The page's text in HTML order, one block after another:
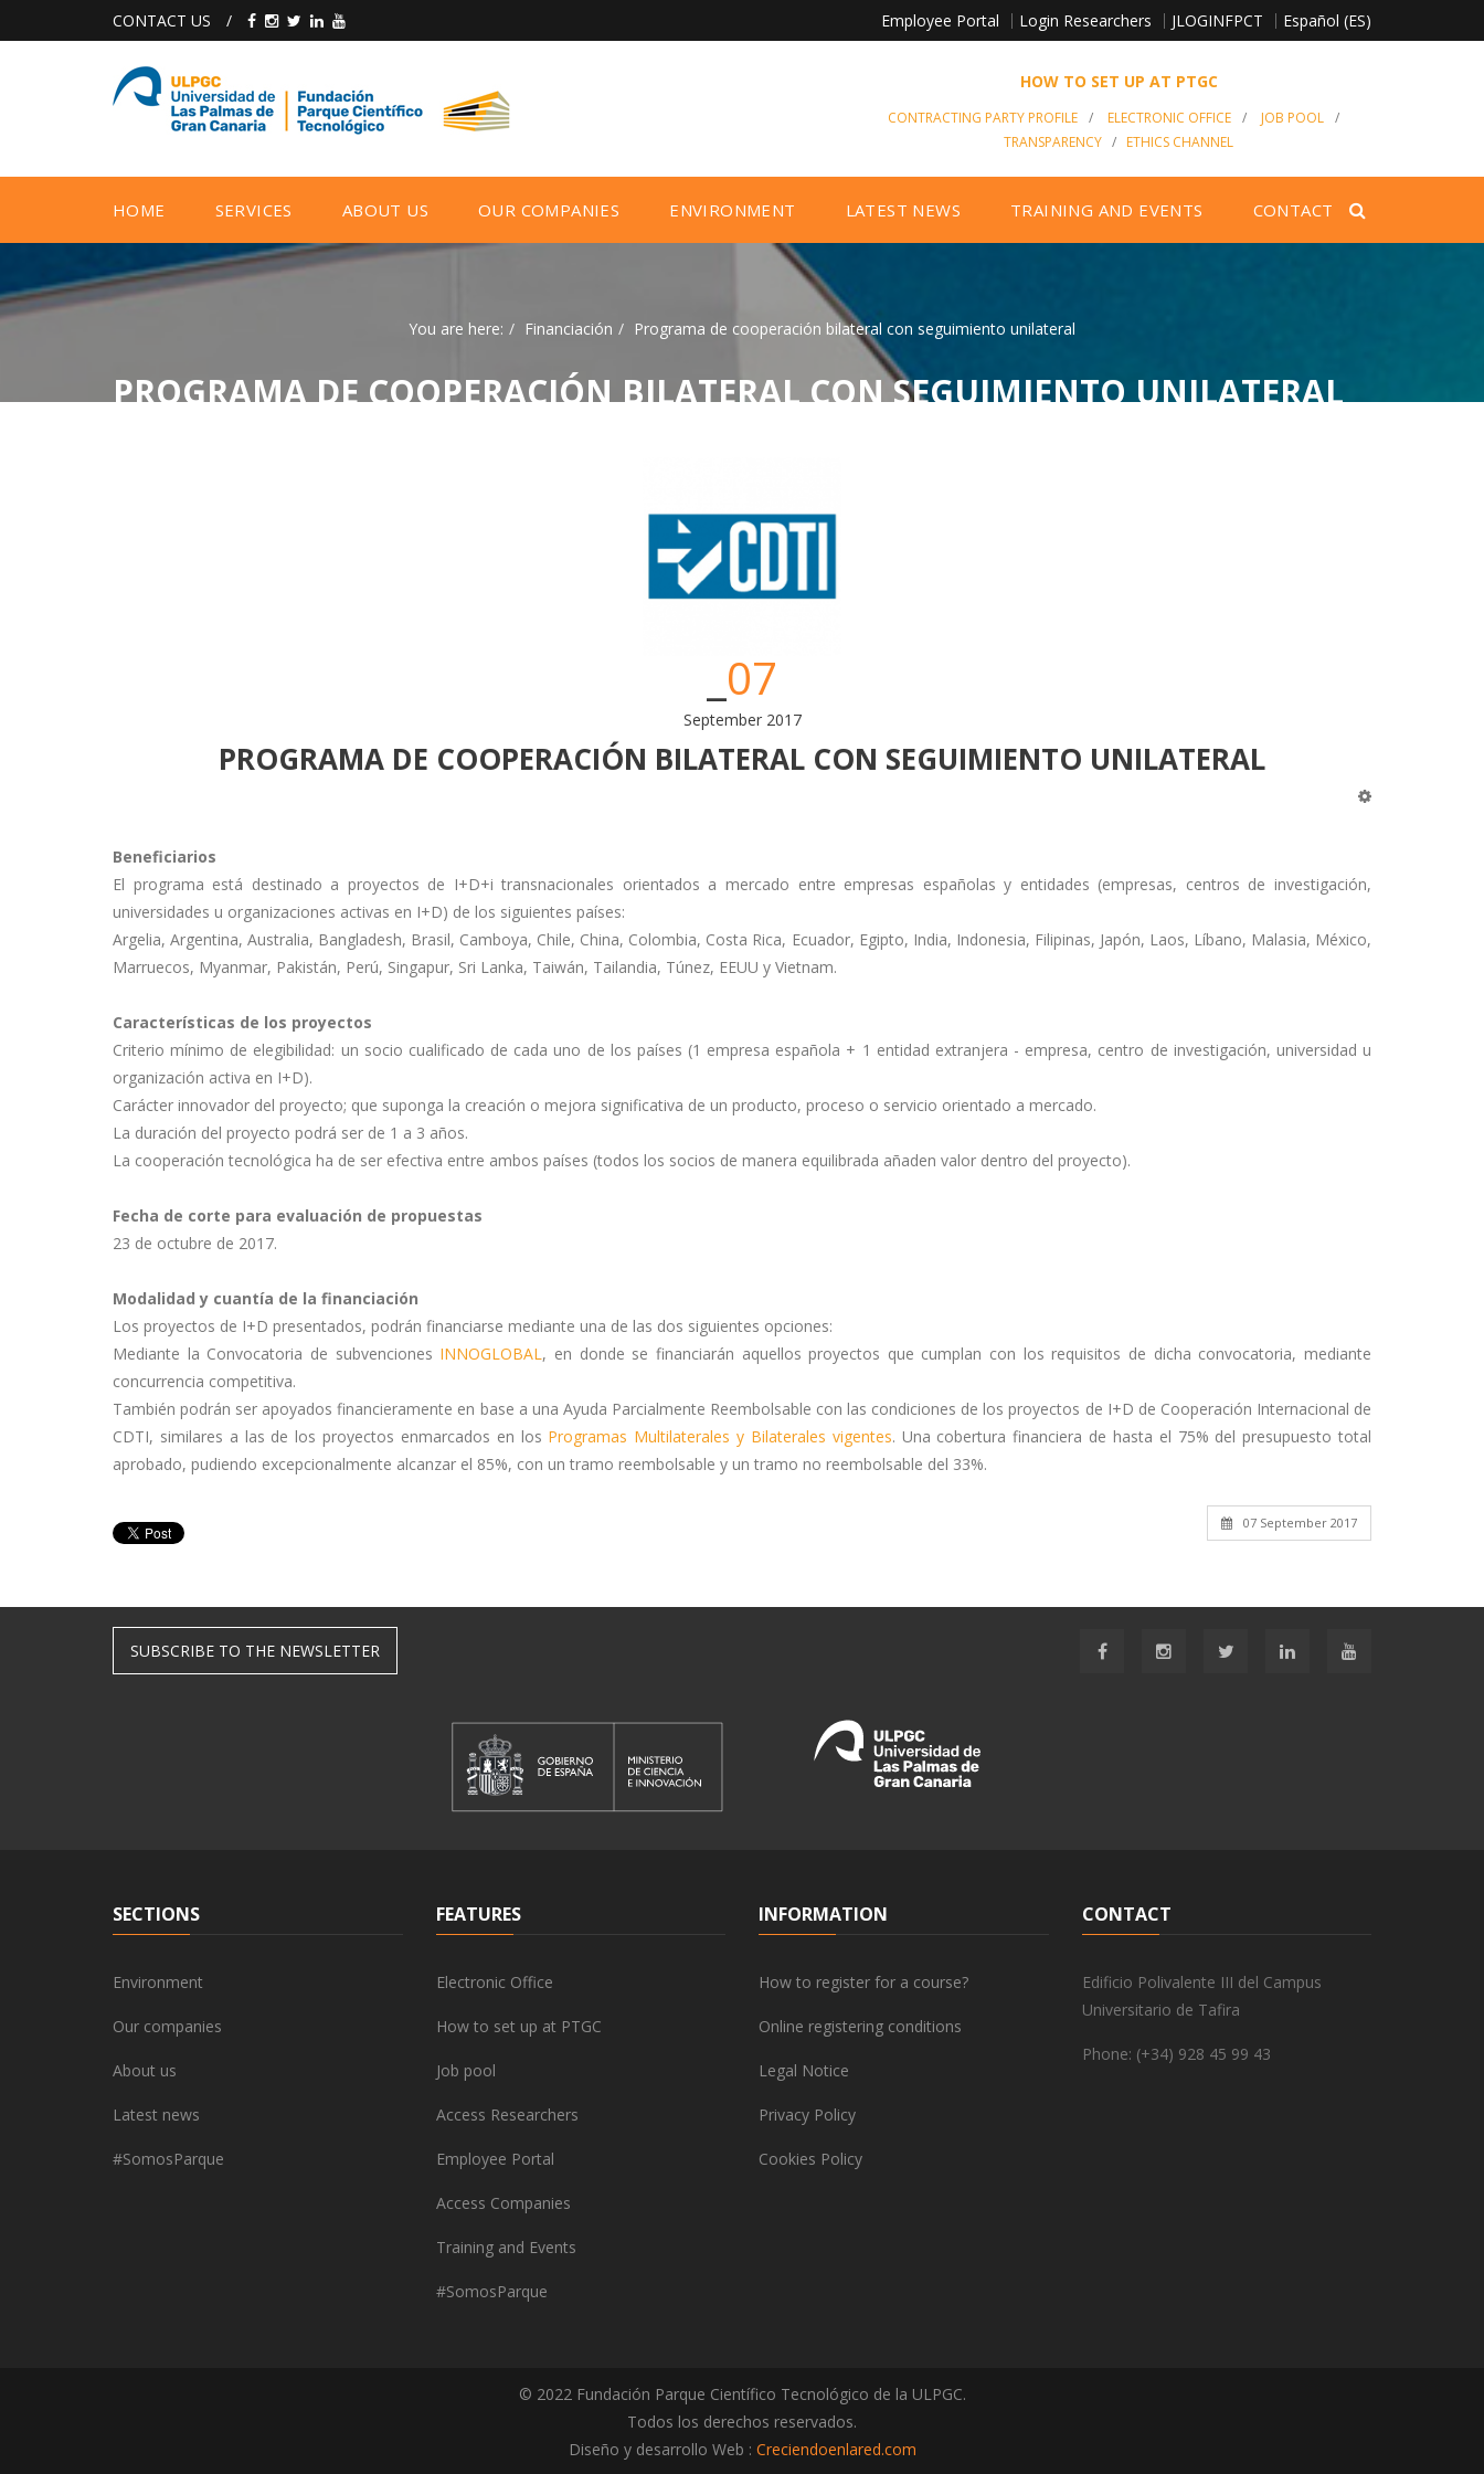
CONTACT US / Employee Portal Login Researchers JLOGINFPCT Español (ES)
HOW TO SET UP AT PTGC
CONTRACTING PARTY PROFILE / ELECTRONIC OFFICE / JOB POOL
/
TRANSPARENCY / ETHICS CHANNEL
HOME SERVICES ABOUT US OUR COMPANIES ENVIRONMENT LATEST NEWS TRAINING AND EVENTS CONTACT
PROGRAMA DE COOPERACIÓN BILATERAL CON SEGUIMIENTO UNILATERAL
You are here: Financiación Programa de cooperación bilateral con seguimiento unilateral
07
September 2017
PROGRAMA DE COOPERACIÓN BILATERAL CON SEGUIMIENTO UNILATERAL
Beneficiarios
El programa está destinado a proyectos de I+D+i transnacionales orientados a mercado entre empresas españolas y entidades (empresas, centros de investigación,
universidades u organizaciones activas en I+D) de los siguientes países:
Argelia, Argentina, Australia, Bangladesh, Brasil, Camboya, Chile, China, Colombia, Costa Rica, Ecuador, Egipto, India, Indonesia, Filipinas, Japón, Laos, Líbano, Malasia, México,
Marruecos, Myanmar, Pakistán, Perú, Singapur, Sri Lanka, Taiwán, Tailandia, Túnez, EEUU y Vietnam.
Características de los proyectos
Criterio mínimo de elegibilidad: un socio cualificado de cada uno de los países (1 empresa española + 1 entidad extranjera - empresa, centro de investigación, universidad u
organización activa en I+D).
Carácter innovador del proyecto; que suponga la creación o mejora significativa de un producto, proceso o servicio orientado a mercado.
La duración del proyecto podrá ser de 1 a 3 años.
La cooperación tecnológica ha de ser efectiva entre ambos países (todos los socios de manera equilibrada añaden valor dentro del proyecto).
Fecha de corte para evaluación de propuestas
23 de octubre de 2017.
Modalidad y cuantía de la financiación
Los proyectos de I+D presentados, podrán financiarse mediante una de las dos siguientes opciones:
Mediante la Convocatoria de subvenciones INNOGLOBAL, en donde se financiarán aquellos proyectos que cumplan con los requisitos de dicha convocatoria, mediante
concurrencia competitiva.
También podrán ser apoyados financieramente en base a una Ayuda Parcialmente Reembolsable con las condiciones de los proyectos de I+D de Cooperación Internacional de
CDTI, similares a las de los proyectos enmarcados en los Programas Multilaterales y Bilaterales vigentes. Una cobertura financiera de hasta el 75% del presupuesto total
aprobado, pudiendo excepcionalmente alcanzar el 85%, con un tramo reembolsable y un tramo no reembolsable del 33%.
07 September 2017
SUBSCRIBE TO THE NEWSLETTER
SECTIONS
Environment
Our companies
About us
Latest news
#SomosParque
FEATURES
Electronic Office
How to set up at PTGC
Job pool
Access Researchers
Employee Portal
Access Companies
Training and Events
#SomosParque
INFORMATION
How to register for a course?
Online registering conditions
Legal Notice
Privacy Policy
Cookies Policy
CONTACT
Edificio Polivalente III del Campus
Universitario de Tafira
Phone: (+34) 928 45 99 43
© 2022 Fundación Parque Científico Tecnológico de la ULPGC.
Todos los derechos reservados.
Diseño y desarrollo Web : Creciendoenlared.com